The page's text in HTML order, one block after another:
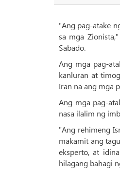
"Ang pag-atake
sa mga
Sabado.
Ang mga pag-
kanluran at
Iran na ang mga
Ang mga pag-
nasa ilalim ng
"Ang rehimeng
makamit ang
eksperto, at
hilagang bahagi